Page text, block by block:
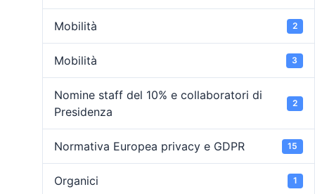
Mobilità 2
Mobilità 3
Nomine staff del 10% e collaboratori di
Presidenza
2
Normativa Europea privacy e GDPR 15
Organici 1